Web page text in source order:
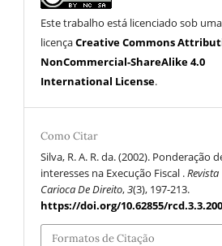
Este trabalho está licenciado sob uma
licençaCreative Commons
NonCommercial-ShareAlike 4.0
International License.
Como Citar
Silva, R. A. R. da. (2002). Ponderação
interesses na Execução Fiscal .Revista
Carioca De Direito,3(3), 197-213.
https://doi.org/10.62855/
Formatos de Citação